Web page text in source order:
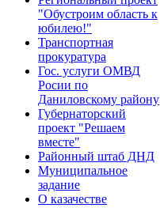
"Обустроим область к
юбилею!"
Транспортная
прокуратура
Гос. услуги ОМВД
Росии по
Даниловскому району
Губернаторский
проект "Решаем
вместе"
Районный штаб ДНД
Муниципальное
задание
О казачестве